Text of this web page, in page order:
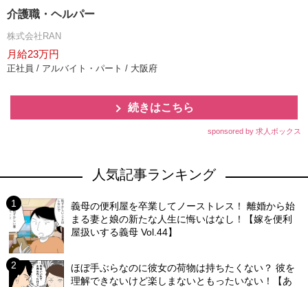
介護職・ヘルパー
株式会社RAN
月給23万円
正社員 / アルバイト・パート / 大阪府
続きはこちら
sponsored by 求人ボックス
人気記事ランキング
義母の便利屋を卒業してノーストレス！ 離婚から始
まる妻と娘の新たな人生に悔いはなし！【嫁を便利
屋扱いする義母 Vol.44】
ほぼ手ぶらなのに彼女の荷物は持ちたくない？ 彼を
理解できないけど楽しまないともったいない！【あ